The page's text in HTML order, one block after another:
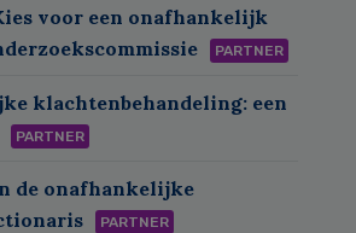
voor een onafhankelijk
PARTNER
klachtenbehandeling: een
PARTNER
de onafhankelijke
PARTNER